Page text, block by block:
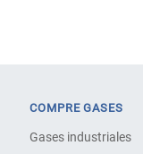
COMPRE GASES
Gases industriales